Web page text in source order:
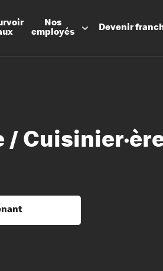
Nos
employés
Devenir
/